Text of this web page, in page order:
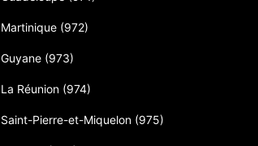
Martinique (972)
Guyane (973)
La Réunion (974)
Saint-Pierre-et-Miquelon (975)